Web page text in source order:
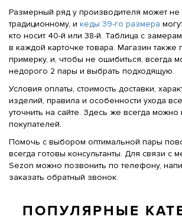
Размерный ряд у производителя может не
традиционному, и кеды 39-го размера
кто носит 40-й или 38-й. Таблица с
в каждой карточке товара. Магазин также
примерку, и, чтобы не ошибиться, всегда
недорого 2 пары и выбрать подходящую.
Условия оплаты, стоимость доставки,
изделий, правила и особенности ухода
уточнить на сайте. Здесь же всегда
покупателей.
Помочь с выбором оптимальной пары
всегда готовы консультанты. Для связи с
Sezon можно позвонить по телефону,
заказать обратный звонок.
ПОПУЛЯРНЫЕ